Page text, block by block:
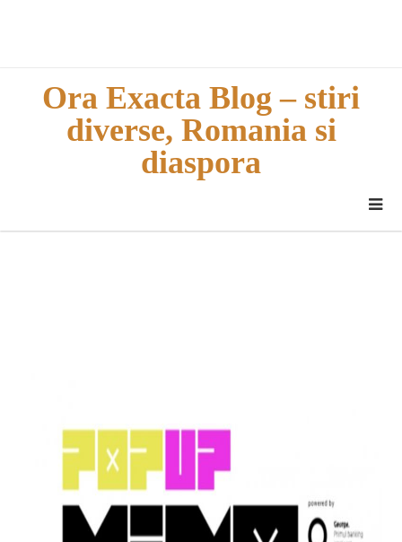
Ora Exacta Blog – stiri
diverse, Romania si
diaspora